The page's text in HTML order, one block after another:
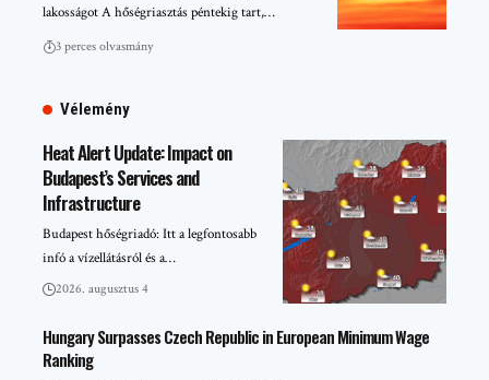
lakosságot A hőségriasztás péntekig tart,…
3 perces olvasmány
Vélemény
Heat Alert Update: Impact on
Budapest’s Services and
Infrastructure
Budapest hőségriadó: Itt a legfontosabb
infó a vízellátásról és a…
2026. augusztus 4
Hungary Surpasses Czech Republic in European Minimum Wage
Ranking